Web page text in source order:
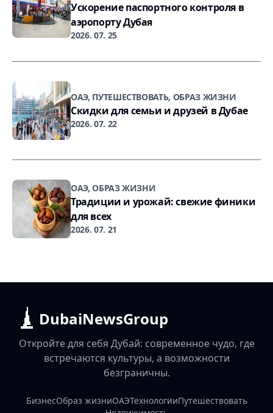
Ускорение паспортного контроля в
аэропорту Дубая
2026. 07. 25
ОАЭ, ПУТЕШЕСТВОВАТЬ, ОБРАЗ ЖИЗНИ
Скидки для семьи и друзей в Дубае
2026. 07. 22
ОАЭ, ОБРАЗ ЖИЗНИ
Традиции и урожай: свежие финики
для всех
2026. 07. 21
DubaiNewsGroup
Откройте для себя Дубай: современное чудо, где
встречаются культуры, а возможности
безграничны.
БизнесОбраз жизниОАЭТехнологииПутешествовать